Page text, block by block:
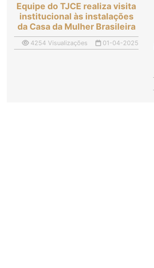
Equipe do TJCE realiza visita
institucional às instalações
da Casa da Mulher Brasileira
4254 Visualizações 01-04-2025